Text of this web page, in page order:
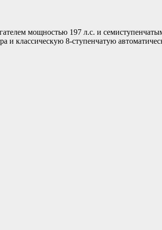
мощностью 197 л.с. и
классическую 8-ступенчатую